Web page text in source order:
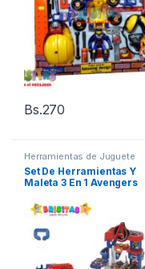
Bs.270
Herramientas de Juguete
Set De Herramientas Y
Maleta 3 En 1 Avengers